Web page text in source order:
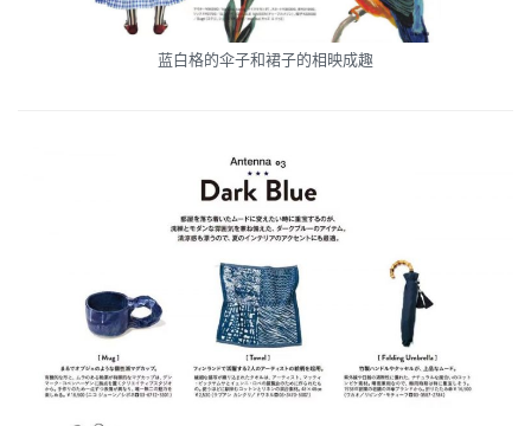
蓝白格的伞子和裙子的相映成趣